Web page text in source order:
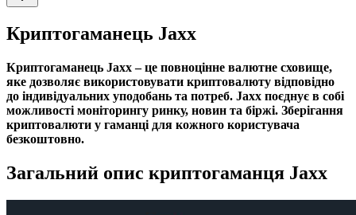
Криптогаманець Jaxx
Криптогаманець Jaxx – це повноцінне валютне сховище,
яке дозволяє використовувати криптовалюту відповідно
до індивідуальних уподобань та потреб. Jaxx поєднує в собі
можливості моніторингу ринку, новин та біржі. Зберігання
криптовалюти у гаманці для кожного користувача
безкоштовно.
Загальний опис криптогаманця Jaxx